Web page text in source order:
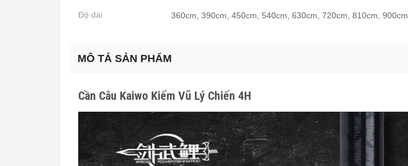
Độ dài 360cm, 390cm, 450cm, 540cm, 630cm, 720cm, 810cm, 900cm
MÔ TẢ SẢN PHẨM
Cần Câu Kaiwo Kiếm Vũ Lý Chiến 4H